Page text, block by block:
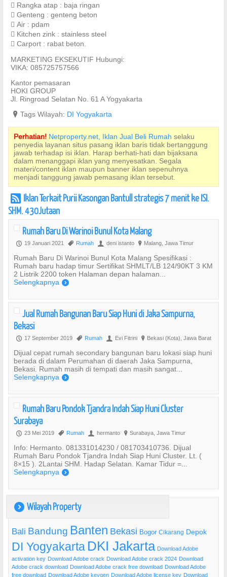
 Rangka atap : baja ringan
 Genteng : genteng beton
 Air : pdam
 Kitchen zink : stainless steel
 Carport : rabat beton.
MARKETING EKSEKUTIF Hubungi:
VIKA: 085725757566
Kantor pemasaran
HOKI GROUP
Jl. Ringroad Selatan No. 61 A Yogyakarta
? Tags Wilayah: DI Yogyakarta
Perhatian! Netproperty.net, Iklan Jual Beli Rumah selaku
penyedia layanan situs pasang iklan baris tidak bertanggung
jawab terhadap isi iklan. Harap berhati-hati dan bijaksana
dalam menanggapi iklan yang menyesatkan. Segala
materi/content iklan maupun banner iklan sepenuhnya
menjadi tanggung jawab pemasang iklan tersebut.
r Iklan Terkait Purii Kasongan Bantull strategis 7 menit ke ISI.
SHM. 430Jutaan
Rumah Baru Di Warinoi Bunul Kota Malang
P 19 Januari 2021 , Rumah U deni istanto ? Malang, Jawa Timur
Rumah Baru Di Warinoi Bunul Kota Malang Spesifikasi :
Rumah baru hadap timur Sertifikat SHMLT/LB 124/90KT 3 KM
2 Listrik 2200 token Halaman depan halaman...
Selengkapnya )
Jual Rumah Bangunan Baru Siap Huni di Jaka Sampurna,
Bekasi
P 17 September 2019 , Rumah U Evi Fitrini ? Bekasi (Kota), Jawa Barat
Dijual cepat rumah secondary bangunan baru lokasi siap huni
berada di dalam Perumahan di daerah Jaka Sampurna,
Bekasi. Rumah masih di tempati dan masih sangat...
Selengkapnya )
Rumah Baru Pondok Tjandra Indah Siap Huni Cluster
Surabaya
P 23 Mei 2019 , Rumah U hermanto ? Surabaya, Jawa Timur
Info: Hermanto. 081331014230 / 081703410736. Dijual
Rumah Baru Pondok Tjandra Indah Siap Huni Cluster. Lt. (
8×15 ). 2Lantai SHM. Hadap Selatan. Kamar Tidur =...
Selengkapnya )
) Wilayah Property
Bali Bandung Banten Bekasi Bogor Cikarang Depok
DI Yogyakarta DKI Jakarta Download Adobe
activation key Download Adobe crack Download Adobe crack 2024 Download
Adobe crack download Download Adobe crack free download Download Adobe
free download Download Adobe keygen Download Adobe license key Download